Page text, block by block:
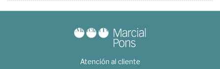
Atención al cliente